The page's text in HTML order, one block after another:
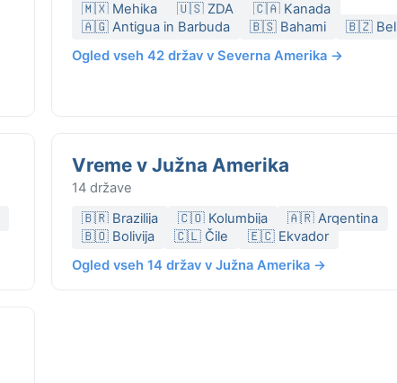
🇲🇽 Mehika
🇺🇸 ZDA
🇨🇦 Kanada
🇦🇬 Antigua in Barbuda
🇧🇸 Bahami
🇧🇿
Ogled vseh 42 držav v Severna Amerika →
Vreme v Južna Amerika
14 države
🇧🇷 Brazilija
🇨🇴 Kolumbija
🇦🇷 Argentina
🇧🇴 Bolivija
🇨🇱 Čile
🇪🇨 Ekvador
Ogled vseh 14 držav v Južna Amerika →